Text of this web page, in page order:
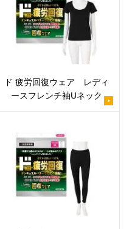
ド 疲労回復ウェア レディ
ースフレンチ袖Uネック